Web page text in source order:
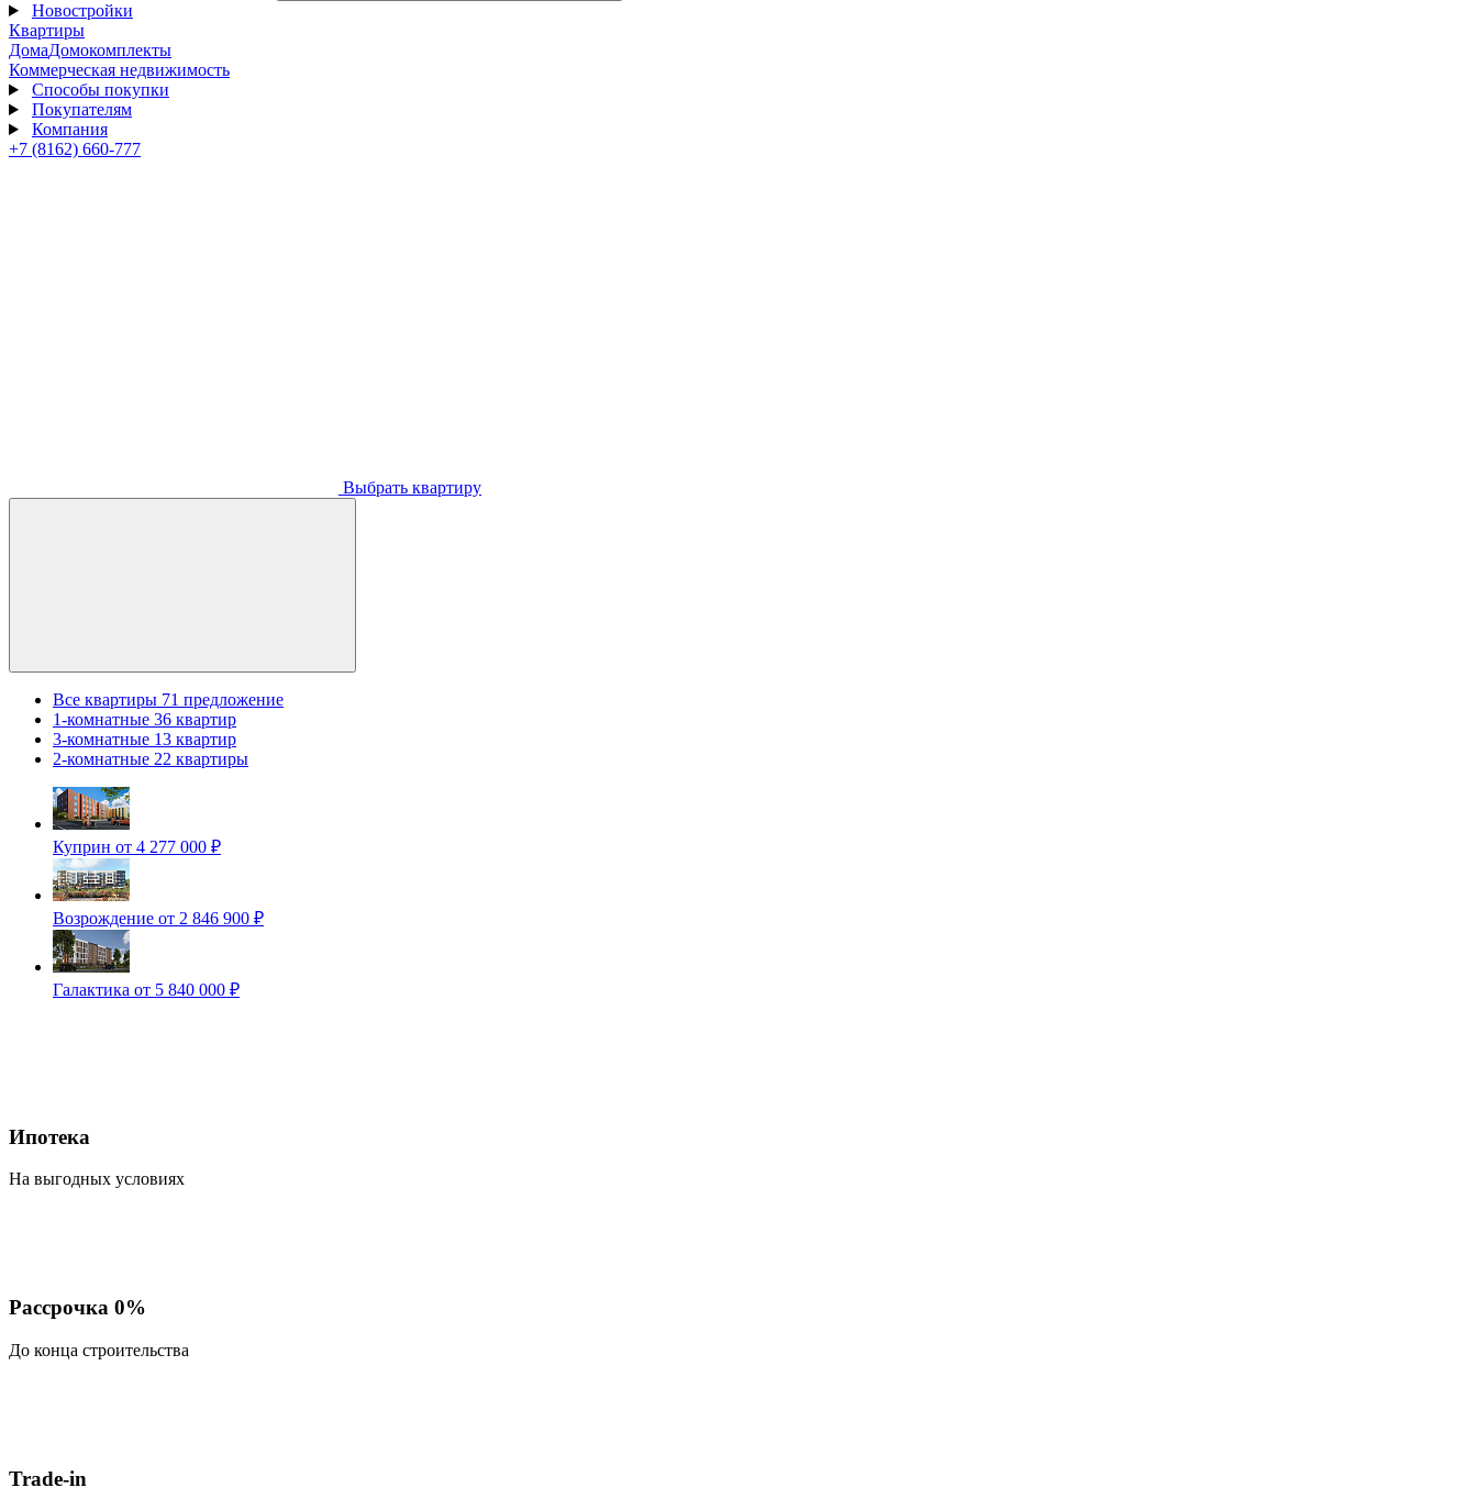
Новостройки
Квартиры
ДомаДомокомплекты
Коммерческая недвижимость
Способы покупки
Покупателям
Компания
+7 (8162) 660-777
Выбрать квартиру
Все квартиры 71 предложение
1-комнатные 36 квартир
3-комнатные 13 квартир
2-комнатные 22 квартиры
Куприн от 4 277 000 ₽
Возрождение от 2 846 900 ₽
Галактика от 5 840 000 ₽
Ипотека
На выгодных условиях
Рассрочка 0%
До конца строительства
Trade-in